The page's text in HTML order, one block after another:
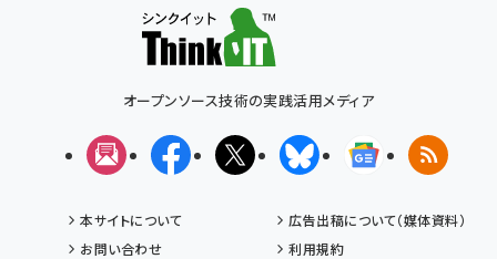
オープンソース技術の実践活用メディア
メルマガFacebookX(エックス)BlueskyGoogleニュ
RSS
本サイトについて
広告出稿について（媒体資料）
お問い合わせ
利用規約